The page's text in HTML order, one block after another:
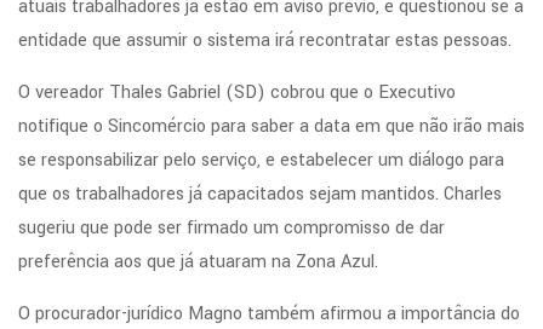
atuais trabalhadores já estão em aviso prévio, e questionou se a
entidade que assumir o sistema irá recontratar estas pessoas.
O vereador Thales Gabriel (SD) cobrou que o Executivo
notifique o Sincomércio para saber a data em que não irão mais
se responsabilizar pelo serviço, e estabelecer um diálogo para
que os trabalhadores já capacitados sejam mantidos. Charles
sugeriu que pode ser firmado um compromisso de dar
preferência aos que já atuaram na Zona Azul.
O procurador-jurídico Magno também afirmou a importância do